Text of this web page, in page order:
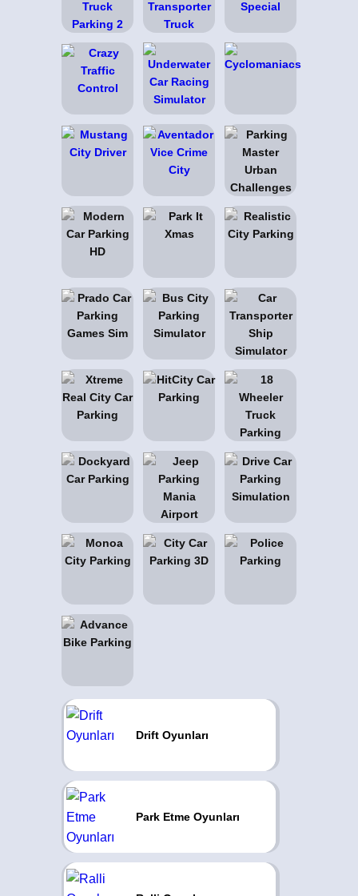
Drift Oyunları
Park Etme Oyunları